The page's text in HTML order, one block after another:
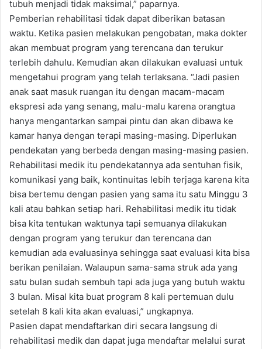
tubuh menjadi tidak maksimal,” paparnya.
Pemberian rehabilitasi tidak dapat diberikan batasan
waktu. Ketika pasien melakukan pengobatan, maka dokter
akan membuat program yang terencana dan terukur
terlebih dahulu. Kemudian akan dilakukan evaluasi untuk
mengetahui program yang telah terlaksana. “Jadi pasien
anak saat masuk ruangan itu dengan macam-macam
ekspresi ada yang senang, malu-malu karena orangtua
hanya mengantarkan sampai pintu dan akan dibawa ke
kamar hanya dengan terapi masing-masing. Diperlukan
pendekatan yang berbeda dengan masing-masing pasien.
Rehabilitasi medik itu pendekatannya ada sentuhan fisik,
komunikasi yang baik, kontinuitas lebih terjaga karena kita
bisa bertemu dengan pasien yang sama itu satu Minggu 3
kali atau bahkan setiap hari. Rehabilitasi medik itu tidak
bisa kita tentukan waktunya tapi semuanya dilakukan
dengan program yang terukur dan terencana dan
kemudian ada evaluasinya sehingga saat evaluasi kita bisa
berikan penilaian. Walaupun sama-sama struk ada yang
satu bulan sudah sembuh tapi ada juga yang butuh waktu
3 bulan. Misal kita buat program 8 kali pertemuan dulu
setelah 8 kali kita akan evaluasi,” ungkapnya.
Pasien dapat mendaftarkan diri secara langsung di
rehabilitasi medik dan dapat juga mendaftar melalui surat